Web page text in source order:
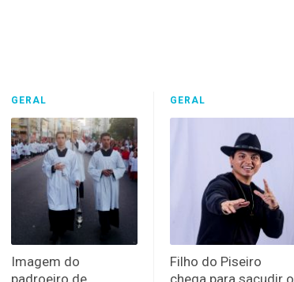
GERAL
Imagem do
GERAL
Filho do Piseiro